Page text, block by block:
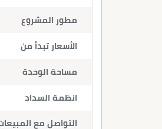
مطور المشروع
الأسعار تبدأ من
مساحة الوحدة
انظمة السداد
التواصل مع